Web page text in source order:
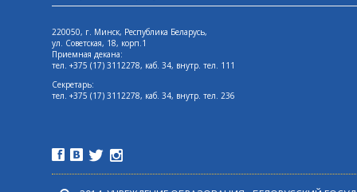
220050, г. Минск, Республика Беларусь,
ул. Советская, 18, корп.1
Приемная декана:
тел. +375 (17) 3112278, каб. 34, внутр. тел. 111
Секретарь:
тел. +375 (17) 3112278, каб. 34, внутр. тел. 236